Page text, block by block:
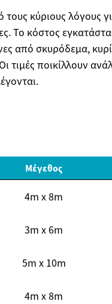
κύριους λόγους
Το κόστος
από σκυρόδεμα,
τιμές ποικίλλουν
Μέγεθος
4m x 8m
3m x 6m
5m x 10m
4m x 8m